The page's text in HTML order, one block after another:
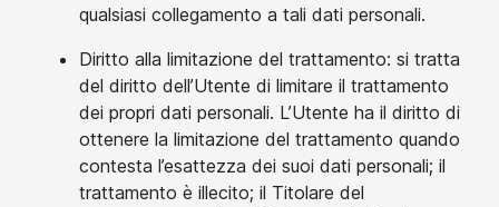
qualsiasi collegamento a tali dati personali.
Diritto alla limitazione del trattamento: si tratta
del diritto dell’Utente di limitare il trattamento
dei propri dati personali. L’Utente ha il diritto di
ottenere la limitazione del trattamento quando
contesta l’esattezza dei suoi dati personali; il
trattamento è illecito; il Titolare del